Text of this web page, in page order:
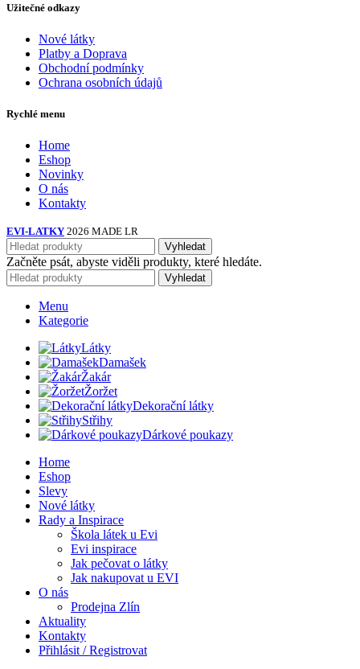
Užitečné odkazy
Nové látky
Platby a Doprava
Obchodní podmínky
Ochrana osobních údajů
Rychlé menu
Home
Eshop
Novinky
O nás
Kontakty
EVI-LATKY 2026 MADE LR
Vyhledat
Začněte psát, abyste viděli produkty, které hledáte.
Vyhledat
Menu
Kategorie
Látky
Damašek
Žakár
Žoržet
Dekorační látky
Střihy
Dárkové poukazy
Home
Eshop
Slevy
Nové látky
Rady a Inspirace
Škola látek u Evi
Evi inspirace
Jak pečovat o látky
Jak nakupovat u EVI
O nás
Prodejna Zlín
Aktuality
Kontakty
Přihlásit / Registrovat